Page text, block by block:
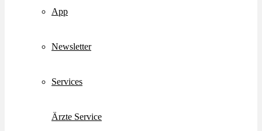
App
Newsletter
Services
Ärzte Service